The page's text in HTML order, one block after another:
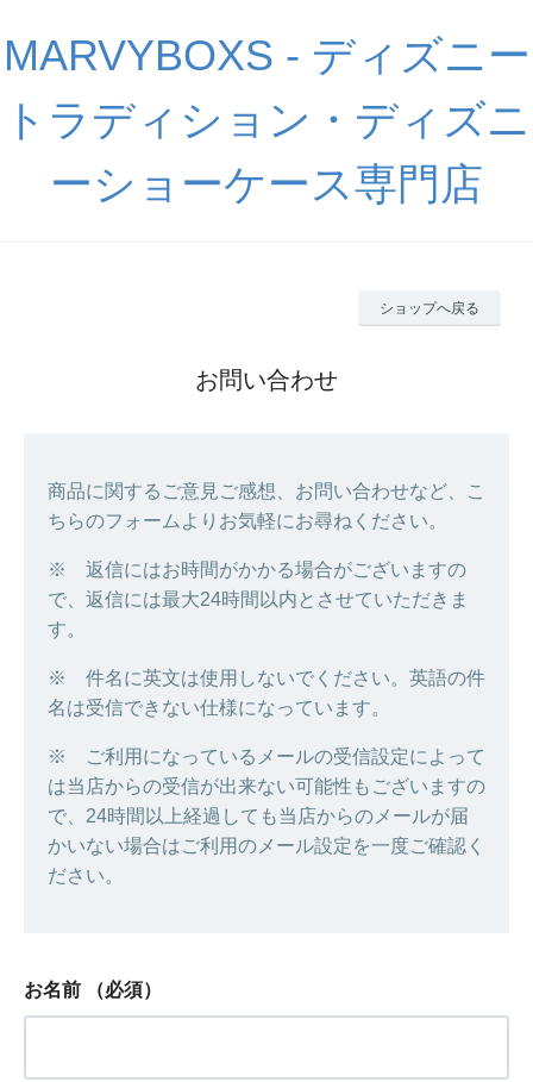
MARVYBOXS - ディズニー
トラディション・ディズニ
ーショーケース専門店
ショップへ戻る
お問い合わせ
商品に関するご意見ご感想、お問い合わせなど、こ
ちらのフォームよりお気軽にお尋ねください。
※ 返信にはお時間がかかる場合がございますの
で、返信には最大24時間以内とさせていただきま
す。
※ 件名に英文は使用しないでください。英語の件
名は受信できない仕様になっています。
※ ご利用になっているメールの受信設定によって
は当店からの受信が出来ない可能性もございますの
で、24時間以上経過しても当店からのメールが届
かいない場合はご利用のメール設定を一度ご確認く
ださい。
お名前 （必須）